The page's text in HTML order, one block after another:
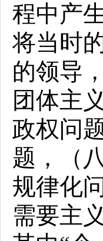
程中产
将当时
的领导
团体主
政权问
题，（
规律化
需要主